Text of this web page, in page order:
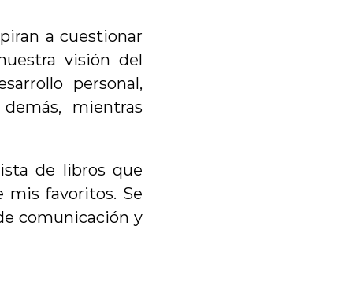
a cuestionar
visión del
personal,
mientras
de libros que
mis favoritos. Se
comunicación y